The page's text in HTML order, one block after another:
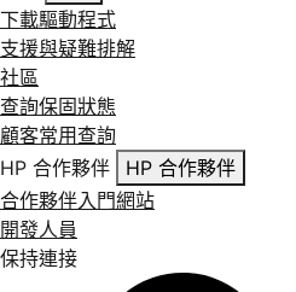
下載驅動程式
支援與疑難排解
社區
查詢保固狀態
顧客常用查詢
HP 合作夥伴
HP 合作夥伴
合作夥伴入門網站
開發人員
保持連接